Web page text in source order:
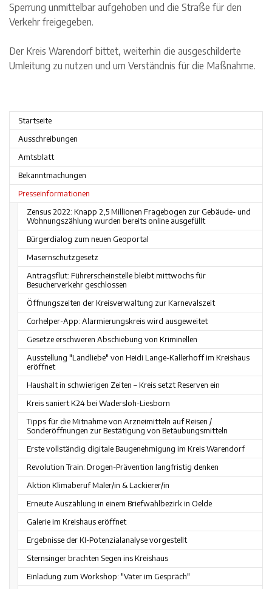
Startseite
Ausschreibungen
Amtsblatt
Bekanntmachungen
Presseinformationen
Zensus 2022: Knapp 2,5 Millionen Fragebogen zur Gebäude- und
Wohnungszählung wurden bereits online ausgefüllt
Bürgerdialog zum neuen Geoportal
Masernschutzgesetz
Antragsflut: Führerscheinstelle bleibt mittwochs für
Besucherverkehr geschlossen
Öffnungszeiten der Kreisverwaltung zur Karnevalszeit
Corhelper-App: Alarmierungskreis wird ausgeweitet
Gesetze erschweren Abschiebung von Kriminellen
Ausstellung "Landliebe" von Heidi Lange-Kallerhoff im Kreishaus
eröffnet
Haushalt in schwierigen Zeiten – Kreis setzt Reserven ein
Kreis saniert K24 bei Wadersloh-Liesborn
Tipps für die Mitnahme von Arzneimitteln auf Reisen /
Sonderöffnungen zur Bestätigung von Betäubungsmitteln
Erste vollständig digitale Baugenehmigung im Kreis Warendorf
Revolution Train: Drogen-Prävention langfristig denken
Aktion Klimaberuf Maler/in & Lackierer/in
Erneute Auszählung in einem Briefwahlbezirk in Oelde
Galerie im Kreishaus eröffnet
Ergebnisse der KI-Potenzialanalyse vorgestellt
Sternsinger brachten Segen ins Kreishaus
Einladung zum Workshop: "Väter im Gespräch"
Sperrung unmittelbar aufgehoben und die Straße für den
Verkehr freigegeben.
Der Kreis Warendorf bittet, weiterhin die ausgeschilderte
Umleitung zu nutzen und um Verständnis für die Maßnahme.